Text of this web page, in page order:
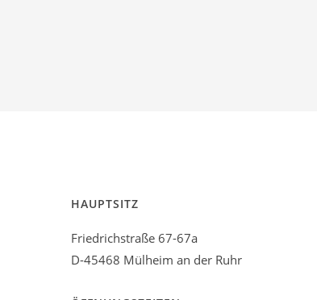
HAUPTSITZ
Friedrichstraße 67-67a
D-45468 Mülheim an der Ruhr